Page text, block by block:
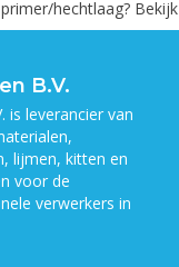
hechtlaag? Bekijk
B.V.
is leverancier van
lijmen, kitten en
voor de
verwerkers in